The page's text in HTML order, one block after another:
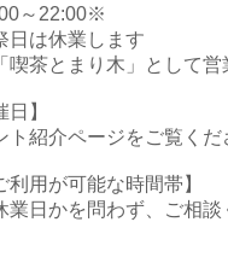
～22:00※
日は休業します
茶とまり木」として営
日】
ト紹介ページをご覧くだ
利用が可能な時間帯】
業日かを問わず、ご相談